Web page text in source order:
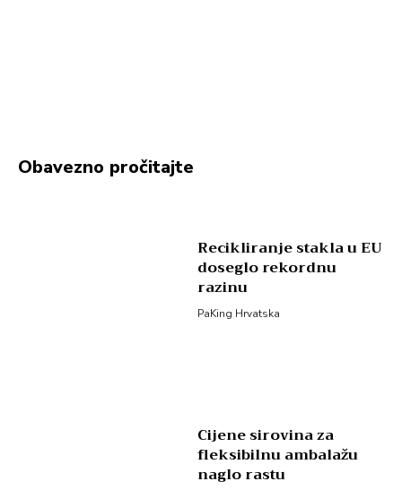
Obavezno pročitajte
Recikliranje stakla u EU
doseglo rekordnu
razinu
PaKing Hrvatska
Cijene sirovina za
fleksibilnu ambalažu
naglo rastu